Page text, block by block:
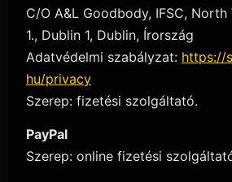
C/O A&L Goodbody, IFSC, North
1., Dublin 1, Dublin, Írország
Adatvédelmi szabályzat: https://
hu/privacy
Szerep: fizetési szolgáltató.
PayPal
Szerep: online fizetési